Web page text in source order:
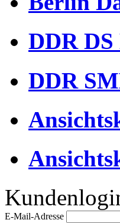
DDR
DDR
E-Mail-Adresse